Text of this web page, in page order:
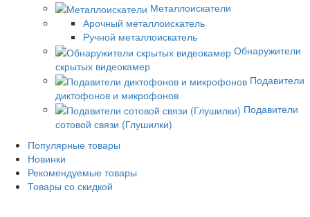
Металлоискатели
Арочный металлоискатель
Ручной металлоискатель
Обнаружители
скрытых видеокамер
Подавители
диктофонов и микрофонов
Подавители
сотовой связи (Глушилки)
Популярные товары
Новинки
Рекомендуемые товары
Товары со скидкой